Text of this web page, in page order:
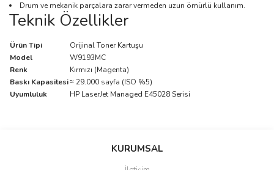
Drum ve mekanik parçalara zarar vermeden uzun ömürlü kullanım.
Teknik Özellikler
Ürün Tipi
Orijinal Toner Kartuşu
Model
W9193MC
Renk
Kırmızı (Magenta)
Baskı Kapasitesi≈ 29.000 sayfa (ISO %5)
Uyumluluk
HP LaserJet Managed E45028 Serisi
Bu ürüne ilk yorumu siz yapın!
KURUMSAL